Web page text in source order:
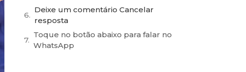
Deixe um comentário Cancelar
resposta
Toque no botão abaixo para falar no
WhatsApp